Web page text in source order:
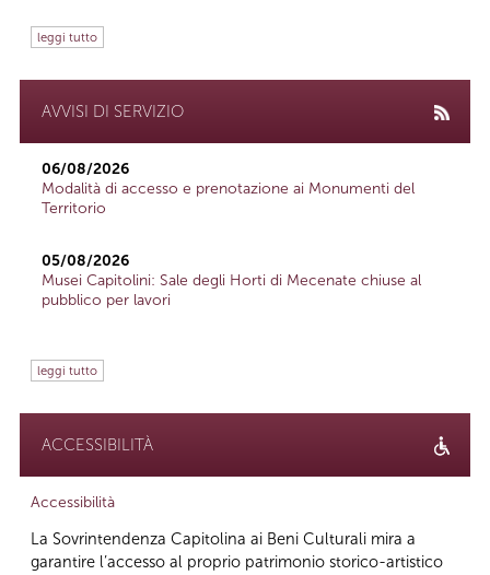
leggi tutto
AVVISI DI SERVIZIO
06/08/2026
Modalità di accesso e prenotazione ai Monumenti del
Territorio
05/08/2026
Musei Capitolini: Sale degli Horti di Mecenate chiuse al
pubblico per lavori
leggi tutto
ACCESSIBILITÀ
Accessibilità
La Sovrintendenza Capitolina ai Beni Culturali mira a
garantire l’accesso al proprio patrimonio storico-artistico